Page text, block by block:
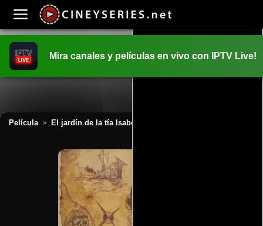
Mira canales y películas en vivo con IPTV Live!
Película > El jardín de la tía Isabel (1972)